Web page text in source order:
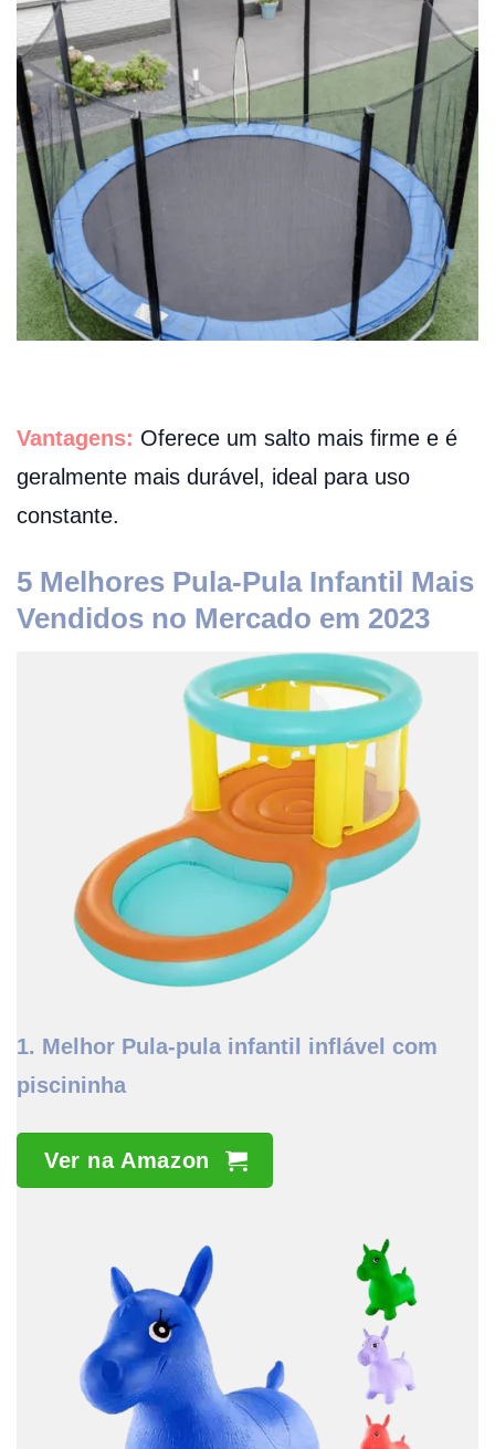
Vantagens: Oferece um salto mais firme e é
geralmente mais durável, ideal para uso
constante.
5 Melhores Pula-Pula Infantil Mais
Vendidos no Mercado em 2023
1. Melhor Pula-pula infantil inflável com
piscininha
Ver na Amazon